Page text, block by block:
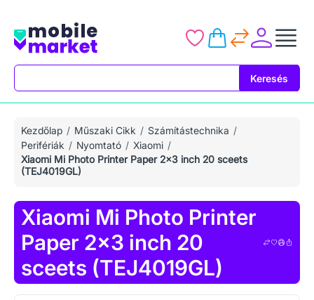
Keresés
Kezdőlap Műszaki Cikk
Számítástechnika
Perifériák
Nyomtató
Xiaomi
Xiaomi Mi Photo Printer Paper 2x3 inch 20 sceets
(TEJ4019GL)
Xiaomi Mi Photo Printer
Paper 2x3 inch 20
sceets (TEJ4019GL)